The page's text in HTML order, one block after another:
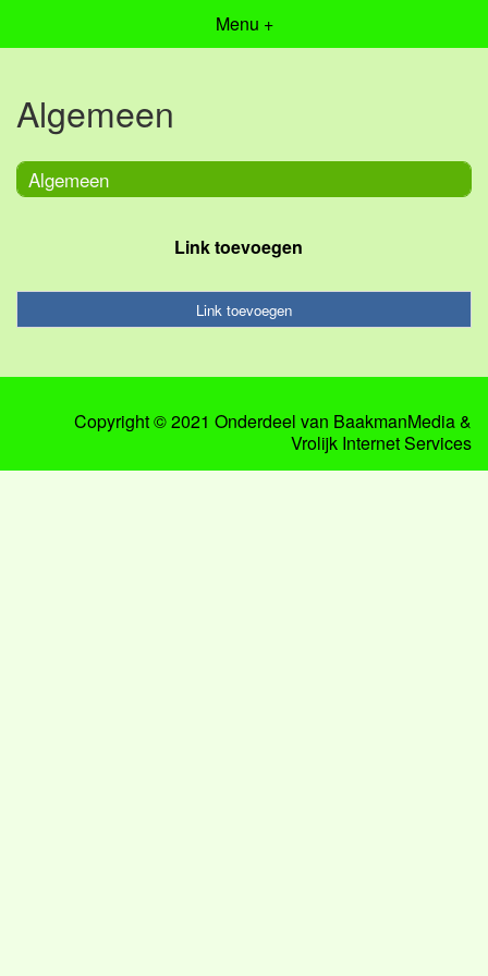
Menu +
Algemeen
Algemeen
Link toevoegen
Link toevoegen
Copyright © 2021 Onderdeel van BaakmanMedia&
Vrolijk Internet Services